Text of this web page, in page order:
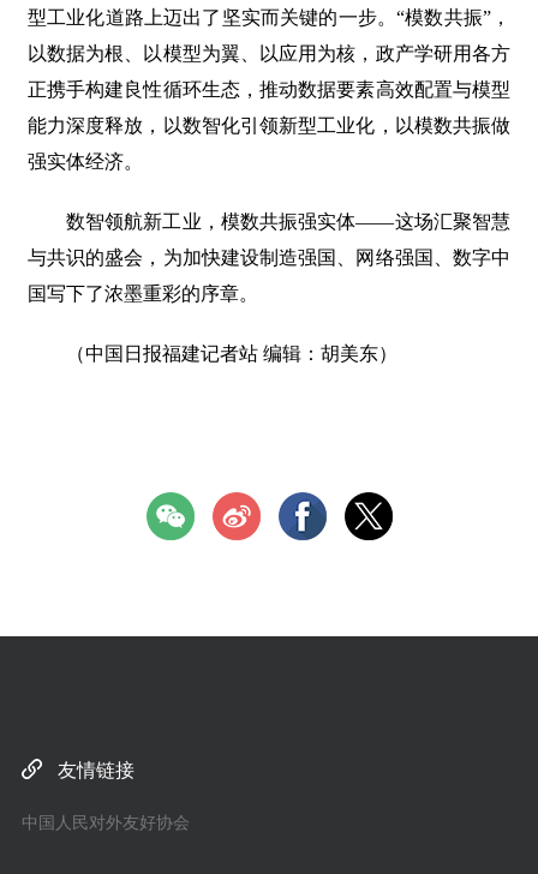
型工业化道路上迈出了坚实而关键的一步。“模数共振”，
以数据为根、以模型为翼、以应用为核，政产学研用各方
正携手构建良性循环生态，推动数据要素高效配置与模型
能力深度释放，以数智化引领新型工业化，以模数共振做
强实体经济。
数智领航新工业，模数共振强实体——这场汇聚智慧
与共识的盛会，为加快建设制造强国、网络强国、数字中
国写下了浓墨重彩的序章。
（中国日报福建记者站 编辑：胡美东）
友情链接
中国人民对外友好协会